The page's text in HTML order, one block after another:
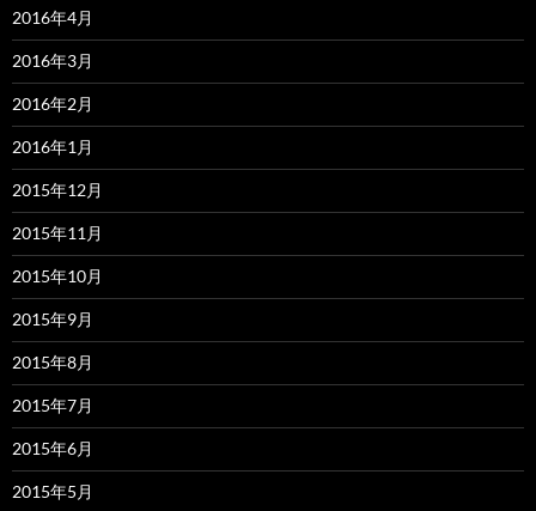
2016年4月
2016年3月
2016年2月
2016年1月
2015年12月
2015年11月
2015年10月
2015年9月
2015年8月
2015年7月
2015年6月
2015年5月